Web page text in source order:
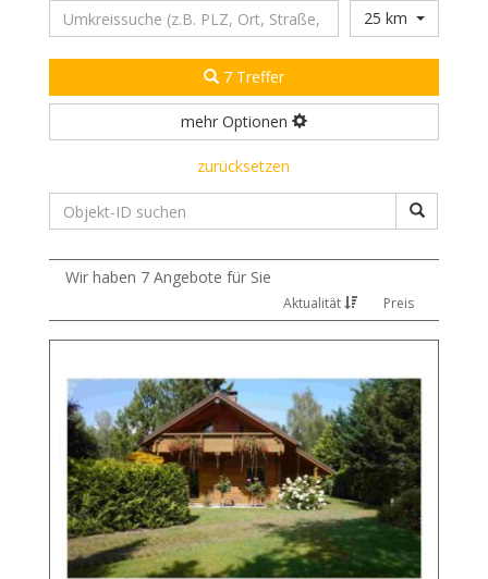
25 km
7 Treffer
mehr Optionen
zurücksetzen
Wir haben 7 Angebote für Sie
Aktualität Preis